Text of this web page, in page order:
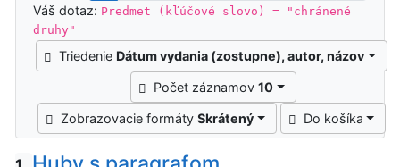
Váš dotaz: Predmet (kľúčové slovo) = "chránené
druhy"
Triedenie Dátum vydania (zostupne), autor, názov
Počet záznamov10
Zobrazovacie formátySkrátený Do košíka